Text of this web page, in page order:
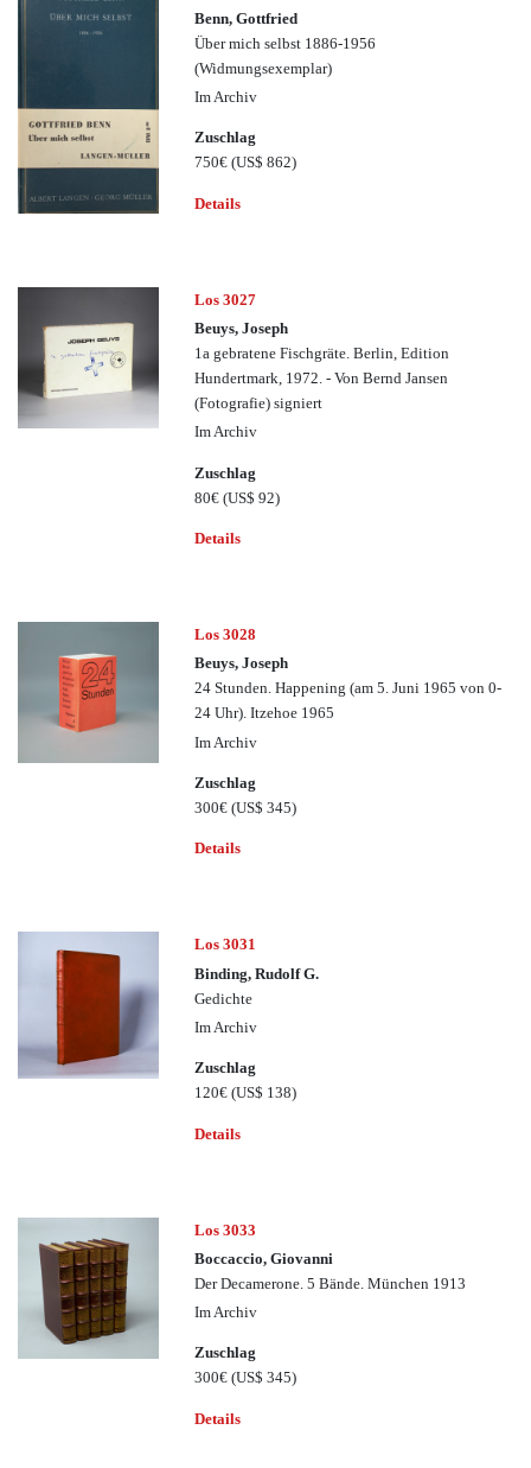
Benn, Gottfried
Über mich selbst 1886-1956
(Widmungsexemplar)
Im Archiv
Zuschlag
750€(US$ 862)
Details
Los 3027
Beuys, Joseph
1a gebratene Fischgräte. Berlin, Edition
Hundertmark, 1972. - Von Bernd Jansen
(Fotografie) signiert
Im Archiv
Zuschlag
80€(US$ 92)
Details
Los 3028
Beuys, Joseph
24 Stunden. Happening (am 5. Juni 1965 von 0-
24 Uhr). Itzehoe 1965
Im Archiv
Zuschlag
300€(US$ 345)
Details
Los 3031
Binding, Rudolf G.
Gedichte
Im Archiv
Zuschlag
120€(US$ 138)
Details
Los 3033
Boccaccio, Giovanni
Der Decamerone. 5 Bände. München 1913
Im Archiv
Zuschlag
300€(US$ 345)
Details